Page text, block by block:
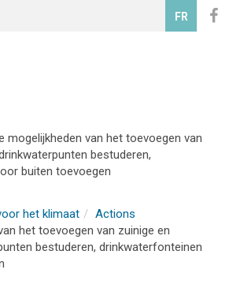
FR
mogelijkheden van het toevoegen van
bestuderen,
buiten toevoegen
het klimaat
Actions
het toevoegen van zuinige en
bestuderen, drinkwaterfonteinen